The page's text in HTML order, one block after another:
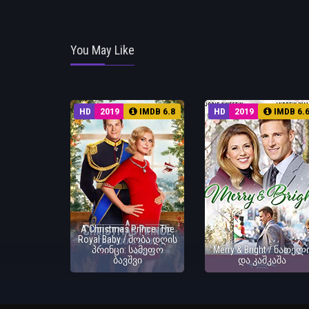
You May Like
HD 2019 IMDB 6.8
A Christmas Prince: The
Royal Baby / შობა დღის
პრინცი: სამეფო
ბავშვი
HD 2019 IMDB 6.6
Merry & Bright /
და კაშკაშა